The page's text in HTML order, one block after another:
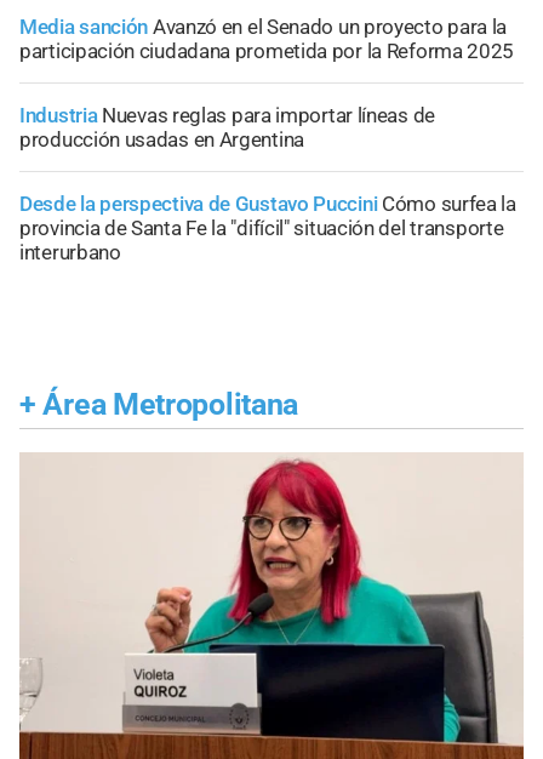
Media sanción Avanzó en el Senado un proyecto para la
participación ciudadana prometida por la Reforma 2025
Industria Nuevas reglas para importar líneas de
producción usadas en Argentina
Desde la perspectiva de Gustavo Puccini Cómo surfea la
provincia de Santa Fe la "difícil" situación del transporte
interurbano
+ Área Metropolitana